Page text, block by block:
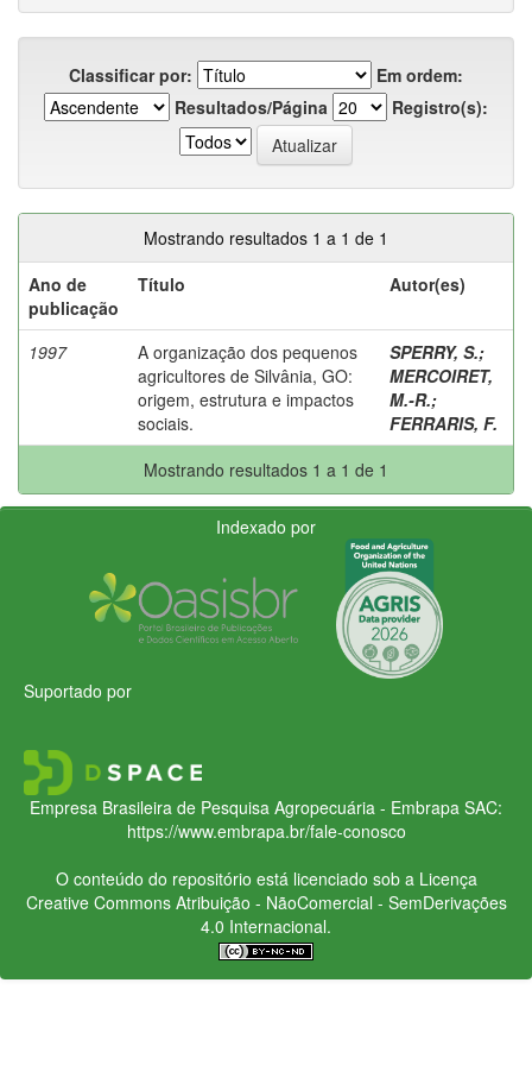
Classificar por:
Em ordem:
Resultados/Página
Registro(s):
Mostrando resultados 1 a 1 de 1
Ano de
publicação
Título Autor(es)
1997
A organização dos pequenos
agricultores de Silvânia, GO:
origem, estrutura e impactos
sociais.
SPERRY, S.;
MERCOIRET,
M.-R.;
FERRARIS, F.
Mostrando resultados 1 a 1 de 1
Indexado por
Suportado por
Empresa Brasileira de Pesquisa Agropecuária - Embrapa SAC:
https://www.embrapa.br/fale-conosco
O conteúdo do repositório está licenciado sob a Licença
Creative CommonsAtribuição - NãoComercial - SemDerivações
4.0 Internacional.